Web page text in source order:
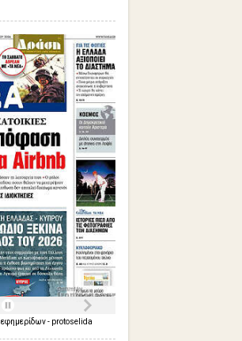
εφημερίδων- protoselida